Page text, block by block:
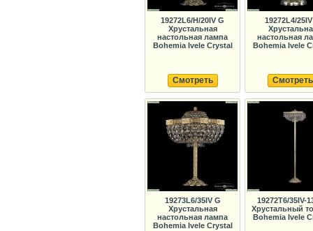
19272L6/H/20IV G
Хрустальная
настольная лампа
Bohemia Ivele Crystal
Смотреть
19272L4/
настольная
Bohemia Ivele
Смотреть
19273L6/35IV G
Хрустальная
настольная лампа
Bohemia Ivele Crystal
19272T6/35IV-
Хрустальный
Bohemia Ivele